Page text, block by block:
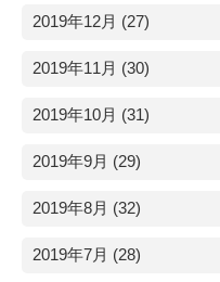
2019年12月 (27)
2019年11月 (30)
2019年10月 (31)
2019年9月 (29)
2019年8月 (32)
2019年7月 (28)